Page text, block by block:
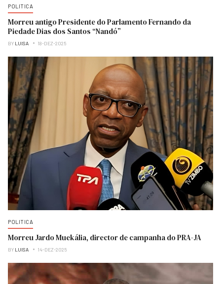
POLITICA
Morreu antigo Presidente do Parlamento Fernando da
Piedade Dias dos Santos “Nandó”
BY LUISA 18-DEZ-2025
POLITICA
Morreu Jardo Muekália, director de campanha do PRA-JA
BY LUISA 14-DEZ-2025